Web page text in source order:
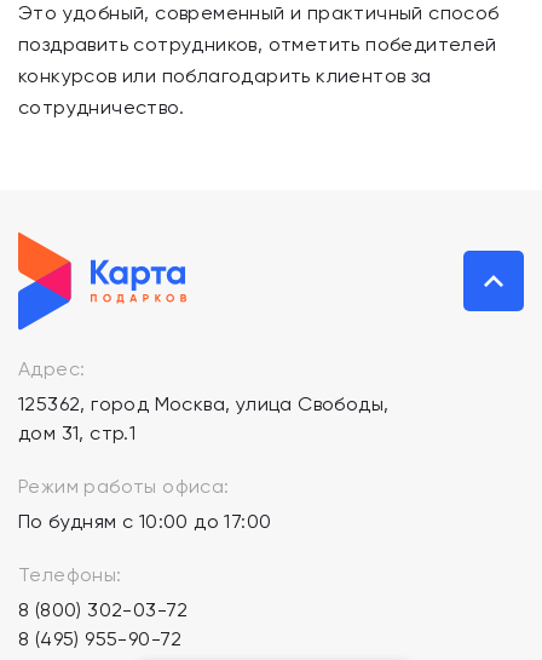
Это удобный, современный и практичный способ
поздравить сотрудников, отметить победителей
конкурсов или поблагодарить клиентов за
сотрудничество.
Адрес:
125362, город Москва, улица Свободы,
дом 31, стр.1
Режим работы офиса:
По будням с 10:00 до 17:00
Телефоны:
8 (800) 302-03-72
8 (495) 955-90-72